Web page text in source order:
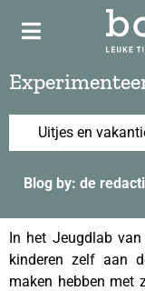
Uitjes en
Blog by: de
In het Jeugdlab
kinderen zelf aan
maken hebben met